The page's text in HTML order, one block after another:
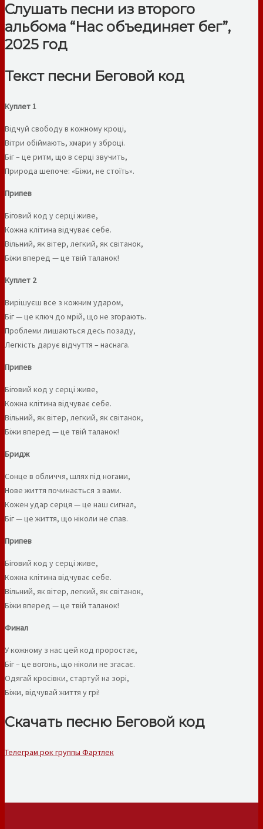
Слушать песни из второго
альбома “Нас объединяет бег”,
2025 год
Текст песни Беговой код
Куплет 1
Відчуй свободу в кожному кроці,
Вітри обіймають, хмари у зброці.
Біг – це ритм, що в серці звучить,
Природа шепоче: «Біжи, не стоїть».
Припев
Біговий код у серці живе,
Кожна клітина відчуває себе.
Вільний, як вітер, легкий, як світанок,
Біжи вперед — це твій таланок!
Куплет 2
Вирішуєш все з кожним ударом,
Біг — це ключ до мрій, що не згорають.
Проблеми лишаються десь позаду,
Легкість дарує відчуття – наснага.
Припев
Біговий код у серці живе,
Кожна клітина відчуває себе.
Вільний, як вітер, легкий, як світанок,
Біжи вперед — це твій таланок!
Бридж
Сонце в обличчя, шлях під ногами,
Нове життя починається з вами.
Кожен удар серця — це наш сигнал,
Біг — це життя, що ніколи не спав.
Припев
Біговий код у серці живе,
Кожна клітина відчуває себе.
Вільний, як вітер, легкий, як світанок,
Біжи вперед — це твій таланок!
Финал
У кожному з нас цей код проростає,
Біг – це вогонь, що ніколи не згасає.
Одягай кросівки, стартуй на зорі,
Біжи, відчувай життя у грі!
Скачать песню Беговой код
Телеграм рок группы Фартлек